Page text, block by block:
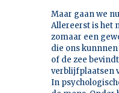
Maar gaan we
Allereerst is het
zomaar een
die ons
of de zee
verblijfplaatsen
In